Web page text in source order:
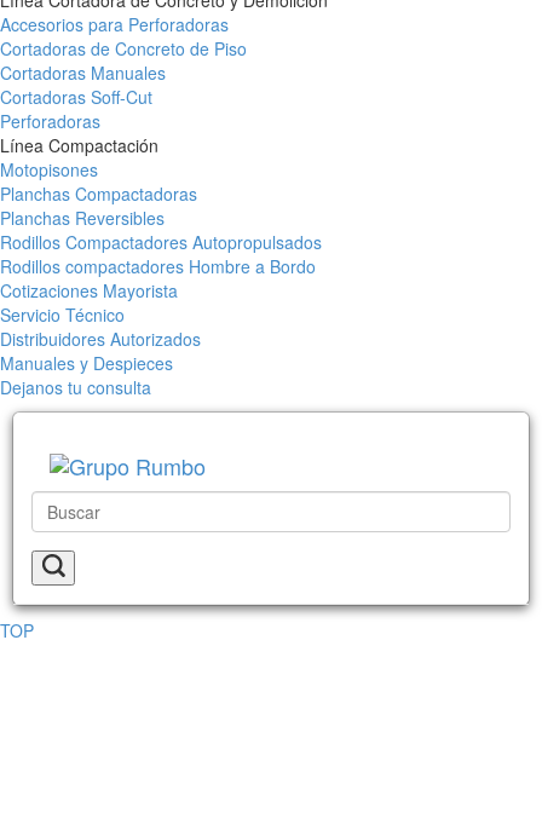
Accesorios para Perforadoras
Cortadoras de Concreto de Piso
Cortadoras Manuales
Cortadoras Soff-Cut
Perforadoras
Línea Compactación
Motopisones
Planchas Compactadoras
Planchas Reversibles
Rodillos Compactadores Autopropulsados
Rodillos compactadores Hombre a Bordo
Cotizaciones Mayorista
Servicio Técnico
Distribuidores Autorizados
Manuales y Despieces
Dejanos tu consulta
TOP